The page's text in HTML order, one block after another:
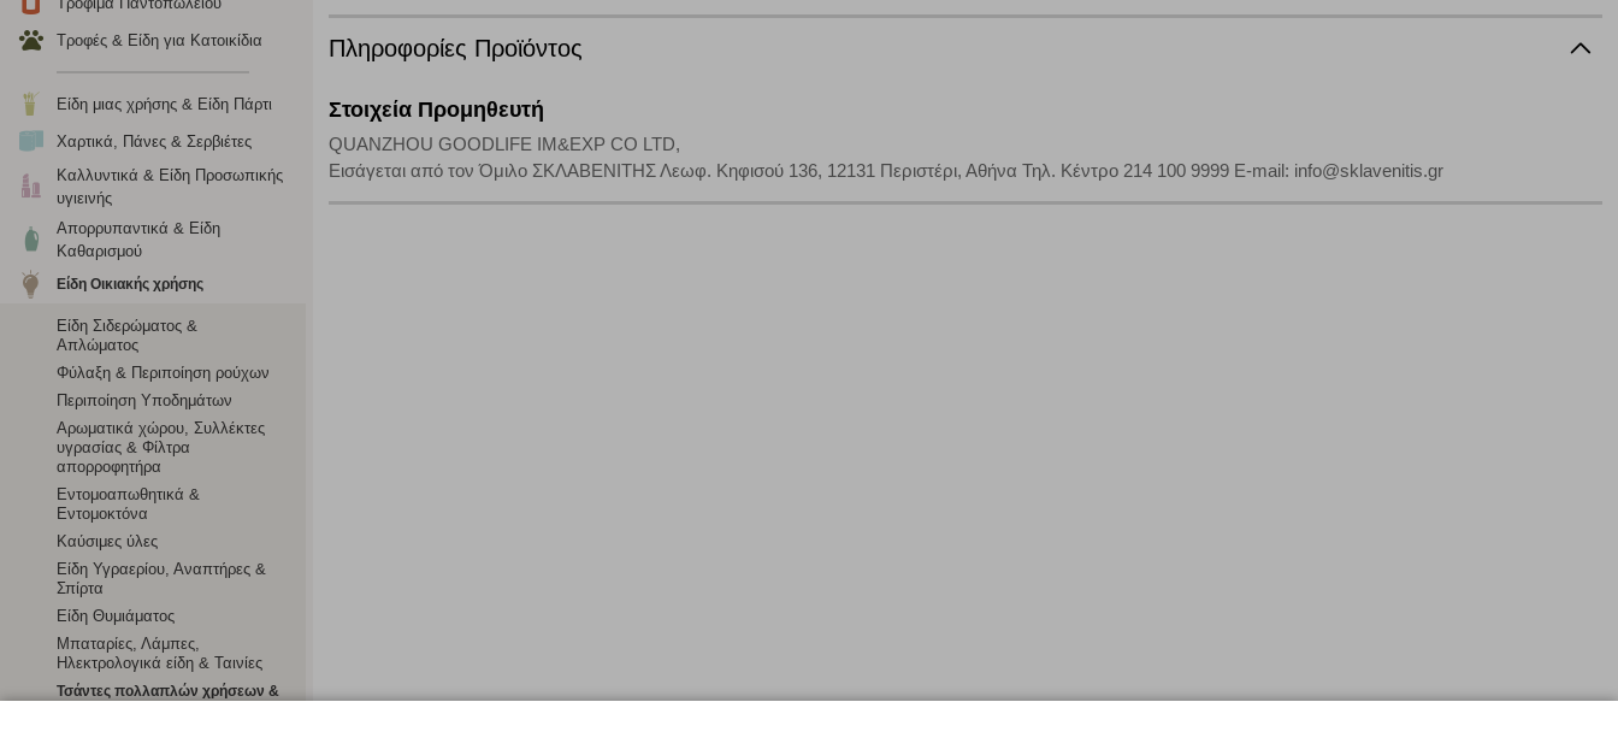
Τροφές & Είδη για Κατοικίδια
Είδη μιας χρήσης & Είδη Πάρτι
Χαρτικά, Πάνες & Σερβιέτες
Καλλυντικά & Είδη Προσωπικής
υγιεινής
Απορρυπαντικά & Είδη
Καθαρισμού
Είδη Οικιακής χρήσης
Είδη Σιδερώματος &
Απλώματος
Φύλαξη & Περιποίηση ρούχων
Περιποίηση Υποδημάτων
Αρωματικά χώρου, Συλλέκτες
υγρασίας & Φίλτρα
απορροφητήρα
Εντομοαπωθητικά &
Εντομοκτόνα
Καύσιμες ύλες
Είδη Υγραερίου, Αναπτήρες &
Σπίρτα
Είδη Θυμιάματος
Μπαταρίες, Λάμπες,
Ηλεκτρολογικά είδη & Ταινίες
Τσάντες πολλαπλών χρήσεων &
Πληροφορίες Προϊόντος
Στοιχεία Προμηθευτή
QUANZHOU GOODLIFE IM&EXP CO LTD,
Εισάγεται από τον Όμιλο ΣΚΛΑΒΕΝΙΤΗΣ Λεωφ. Κηφισού 136, 12131 Περιστέρι, Αθήνα Τηλ. Κέντρο 214 100 9999 E-mail: info@sklavenitis.gr
το πρόγραμμα περιήγησης και τη συσκευή σας. Αν δεν επιλέξετε τη συγκεκριμένη κατηγορία cookies, δεν θα λαμβάνετε στοχευμένες διαφημίσεις μας σε διαφορετικούς ιστότοπους.
Η συγκεκριμένη κατηγορία cookies μας δίνει τη δυνατότητα να ενημερωνόμαστε για την επισκεψιμότητα του ιστότοπού μας, ώστε να μπορούμε να βελτιώσουμε την απόδοσή του. Μας βοηθούν
να γνωρίζουμε ποιες σελίδες είναι περισσότερο, ή λιγότερο δημοφιλείς και να βλέπουμε την αλληλεπίδραση του χρήστη και το χρόνο παραμονής του. Οι πληροφορίες που συλλέγονται από αυτά
τα cookies είναι συγκεντρωτικές και, συνεπώς, ανώνυμες. Αν δεν επιτρέψετε την αποδοχή αυτής της κατηγορίας cookies, δεν θα γνωρίζουμε πότε έχετε επισκεφθεί την τοποθεσία μας.
Απολύτως απαραίτητα cookies
Η συγκεκριμένη κατηγορία cookies είναι απαραίτητη για τη λειτουργία του ιστότοπου και ενεργοποιημένη. Έχετε ωστόσο τη δυνατότητα να ρυθμίσετε το πρόγραμμα περιήγησής σας ώστε να